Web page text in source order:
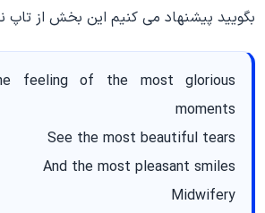
بگویید پیشنهاد می کنیم این بخش از تاپ
feeling of the most glorious
moments
See the most beautiful tears
And the most pleasant smiles
Midwifery